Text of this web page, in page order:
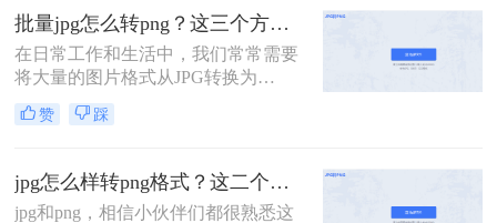
PNG文件。本文将详细介绍jpg怎么转
换成png，并提供简单易行的步骤指
南。
批量jpg怎么转png？这三个方法教会你！
在日常工作和生活中，我们常常需要
将大量的图片格式从JPG转换为
PNG。PNG是一种无损压缩的位图图
形格式，具有透明度和半透明的特
原始图像质量的场景。本文将介绍几
种批量jpg怎么转png的方法。
赞 踩
jpg怎么样转png格式？这二个方法教会你！
jpg和png，相信小伙伴们都很熟悉这